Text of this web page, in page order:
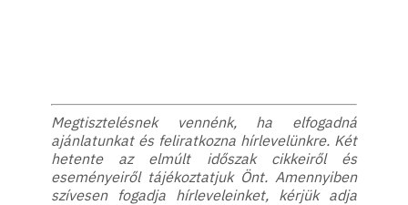
Megtisztelésnek vennénk, ha elfogadná
ajánlatunkat és feliratkozna hírlevelünkre. Két
hetente az elmúlt időszak cikkeiről és
eseményeiről tájékoztatjuk Önt. Amennyiben
szívesen fogadja hírleveleinket, kérjük adja